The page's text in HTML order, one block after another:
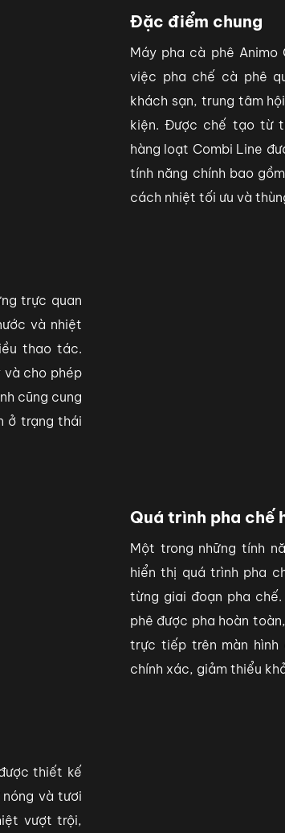
Đặc điểm chung
Máy pha cà phê Animo
việc pha chế cà phê
khách sạn, trung tâm
kiện. Được chế tạo từ
hàng loạt Combi Line
tính năng chính bao
cách nhiệt tối ưu và
trực quan
và nhiệt
thao tác.
và cho phép
cũng cung
ở trạng thái
Quá trình pha chế
Một trong những tính
hiển thị quá trình pha
từng giai đoạn pha
phê được pha hoàn
trực tiếp trên màn hình
chính xác, giảm thiểu
thiết kế
và tươi
vượt trội,